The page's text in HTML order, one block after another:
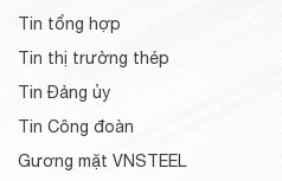
Tin tổng hợp
Tin thị trường thép
Tin Đảng ủy
Tin Công đoàn
Gương mặt VNSTEEL